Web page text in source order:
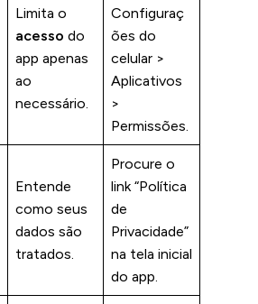
Limita o
acesso do
app apenas
ao
necessário.
Configuraç
ões do
celular >
Aplicativos
>
Permissões.
Entende
como seus
dados são
tratados.
Procure o
link “Política
de
Privacidade”
na tela inicial
do app.